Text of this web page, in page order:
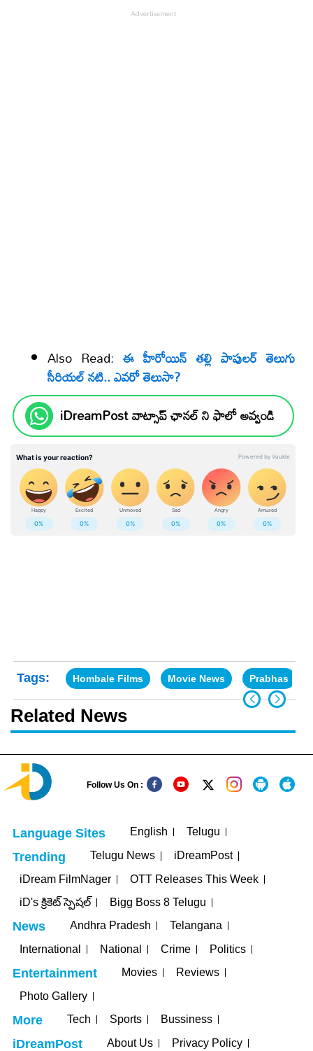
Also Read:ఈ హీరోయిన్ తల్లి పాపులర్ తెలుగు
సీరియల్ నటి.. ఎవరో తెలుసా?
iDreamPost వాట్సాప్ ఛానల్ ని ఫాలో అవ్వండి
Tags: Hombale Films Movie News Prabhas
Related News
Follow Us On :
Language Sites English Telugu
Trending Telugu News
iDreamPost
iDream FilmNager
OTT Releases This Week
iD's క్రికెట్ స్పెషల్
Bigg Boss 8 Telugu
News Andhra Pradesh
Telangana
International
National Crime Politics
Entertainment Movies
Reviews
Photo Gallery
More Tech Sports Bussiness
iDreamPost About Us Privacy Policy